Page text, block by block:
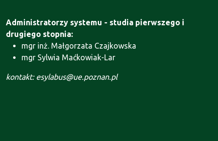
Administratorzy systemu - studia pierwszego i
drugiego stopnia:
mgr inż. Małgorzata Czajkowska
mgr Sylwia Maćkowiak-Lar
kontakt: esylabus@ue.poznan.pl